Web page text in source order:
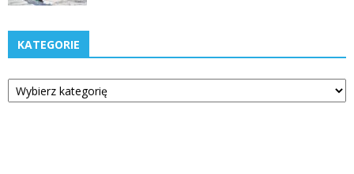
KATEGORIE
Kategorie